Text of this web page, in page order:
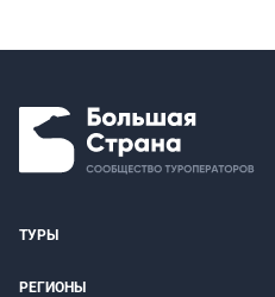
ТУРЫ
РЕГИОНЫ